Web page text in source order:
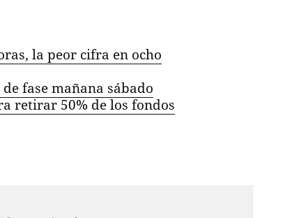
la peor cifra en ocho
fase mañana sábado
retirar 50% de los fondos